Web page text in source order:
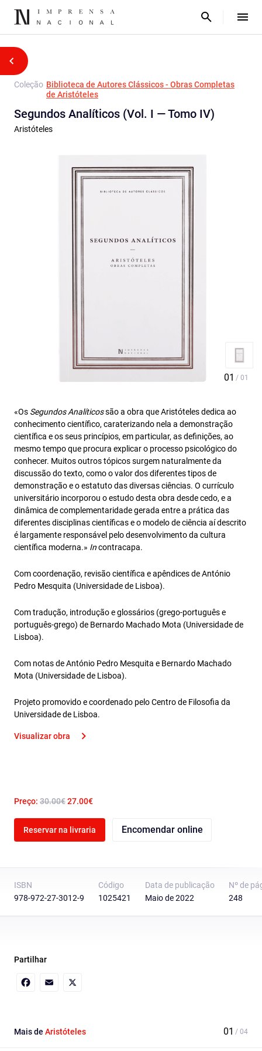
Coleção Biblioteca de Autores Clássicos - Obras Completas
de Aristóteles
Segundos Analíticos (Vol. I — Tomo IV)
Aristóteles
«Os Segundos Analíticossão a obra que Aristóteles dedica ao
conhecimento científico, caraterizando nela a demonstração
científica e os seus princípios, em particular, as definições, ao
mesmo tempo que procura explicar o processo psicológico do
conhecer. Muitos outros tópicos surgem naturalmente da
discussão do texto, como o valor dos diferentes tipos de
demonstração e o estatuto das diversas ciências. O currículo
universitário incorporou o estudo desta obra desde cedo, e a
dinâmica de complementaridade gerada entre a prática das
diferentes disciplinas científicas e o modelo de ciência aí descrito
é largamente responsável pelo desenvolvimento da cultura
científica moderna.» Incontracapa.
Com coordenação, revisão científica e apêndices de António
Pedro Mesquita (Universidade de Lisboa).
Com tradução, introdução e glossários (grego-português e
português-grego) de Bernardo Machado Mota (Universidade de
Lisboa).
Com notas de António Pedro Mesquita e Bernardo Machado
Mota (Universidade de Lisboa).
Projeto promovido e coordenado pelo Centro de Filosofia da
Universidade de Lisboa.
Visualizar obra
Preço: 30.00€27.00€
Reservar na livraria Encomendar online
ISBN
978-972-27-3012-9
Código
1025421
Data de publicação
Maio de 2022
Nº de
248
Partilhar
Mais de Aristóteles